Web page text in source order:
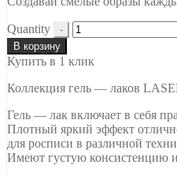
Quantity
В корзину
Купить в 1 клик
Коллекция гель — лаков
Гель — лак включает в себя
Плотный яркий эффект
для росписи в различной
Имеют густую консистенцию и